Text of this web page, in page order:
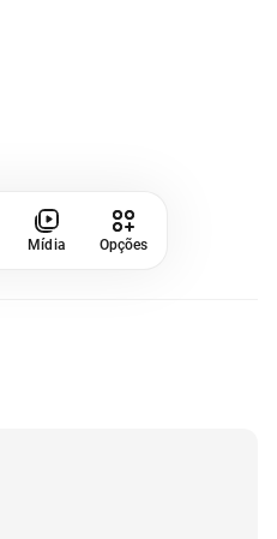
Mídia Opções